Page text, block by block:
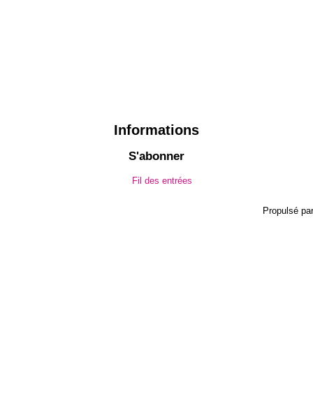
Informations
S'abonner
Fil des entrées
Propulsé